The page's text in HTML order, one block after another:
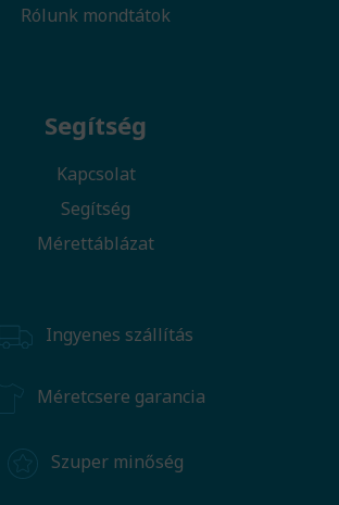
Rólunk mondtátok
Segítség
Kapcsolat
Segítség
Mérettáblázat
Ingyenes szállítás
Méretcsere garancia
Szuper minőség